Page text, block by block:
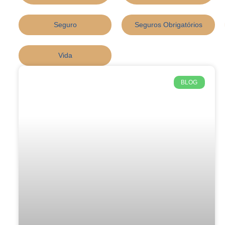
Seguro Seguros Obrigatórios
Vida
BLOG